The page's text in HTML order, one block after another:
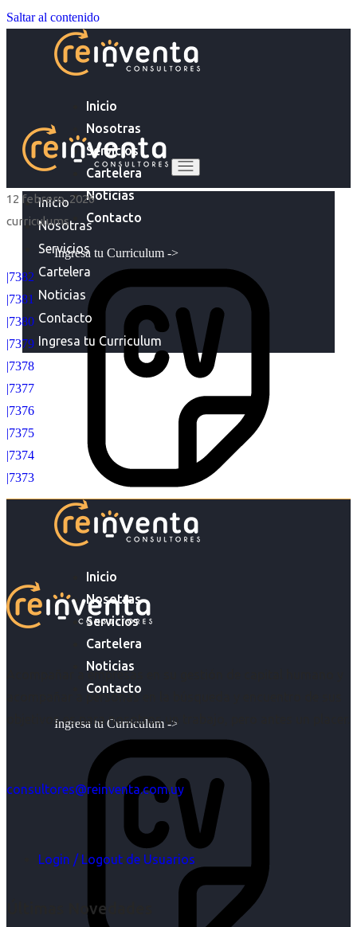
Saltar al contenido
Inicio
Nosotras
Servicios
Cartelera
Noticias
Contacto
Ingresa tu Curriculum ->
Inicio
Nosotras
Servicios
Cartelera
Noticias
Contacto
Ingresa tu Curriculum ->
Inicio
Nosotras
Servicios
Cartelera
Noticias
Contacto
Ingresa tu Curriculum
12 febrero, 2026
curriculums
|7382
|7381
|7380
|7379
|7378
|7377
|7376
|7375
|7374
|7373
Acompañar a empresas en su gestión de capital humano y
acompañar a personas en la búsqueda y encuentro de sus
objetivos es para nosotros un trabajo, pero antes un placer.
consultores@reinventa.com.uy
Login / Logout de Usuarios
Últimas Novedades